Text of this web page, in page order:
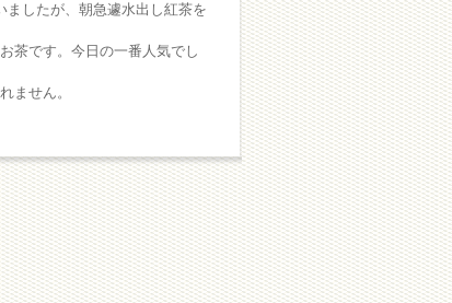
ましたが、朝急遽水出し紅茶を
茶です。今日の一番人気でし
ません。